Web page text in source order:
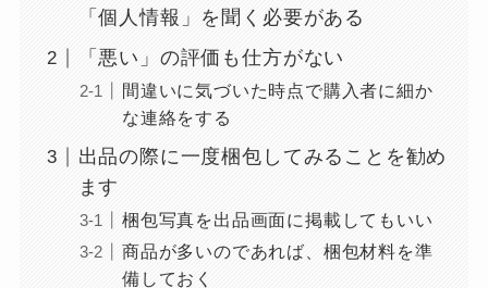
「個人情報」を聞く必要がある
「悪い」の評価も仕方がない
間違いに気づいた時点で購入者に細か
な連絡をする
出品の際に一度梱包してみることを勧め
ます
梱包写真を出品画面に掲載してもいい
商品が多いのであれば、梱包材料を準
備しておく